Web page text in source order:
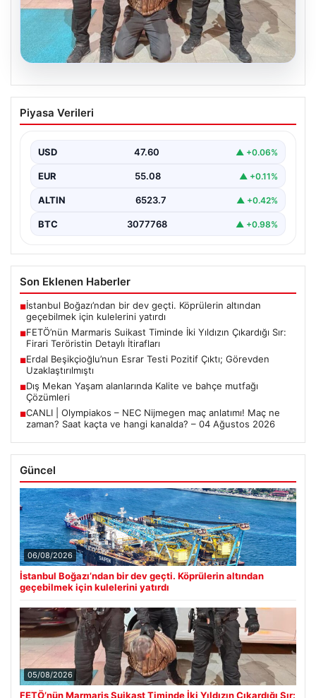
05.08.2026
FETÖ’nün Marmaris Suikast Timinde İki
Yıldızın Çıkardığı Sır: Firari Teröristin
15 Temmuz 2016 tarihinde gerçekleştirilen başarısız
girişimin…
Piyasa Verileri
USD 47.60 ▲ +0.06%
EUR 55.08 ▲ +0.11%
ALTIN 6523.7 ▲ +0.42%
BTC 3077768 ▲ +0.98%
Son Eklenen Haberler
■İstanbul Boğazı’ndan bir dev geçti. Köprülerin altından
geçebilmek için kulelerini yatırdı
■FETÖ’nün Marmaris Suikast Timinde İki Yıldızın Çıkardığı Sır:
Firari Teröristin Detaylı İtirafları
■Erdal Beşikçioğlu’nun Esrar Testi Pozitif Çıktı; Görevden
Uzaklaştırılmıştı
■Dış Mekan Yaşam alanlarında Kalite ve bahçe mutfağı
Çözümleri
■CANLI | Olympiakos – NEC Nijmegen maç anlatımı! Maç ne
zaman? Saat kaçta ve hangi kanalda? – 04 Ağustos 2026
Güncel
06/08/2026
İstanbul Boğazı’ndan bir dev geçti. Köprülerin altından
geçebilmek için kulelerini yatırdı
05/08/2026
FETÖ’nün Marmaris Suikast Timinde İki Yıldızın Çıkardığı Sır: